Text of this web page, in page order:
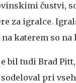
čustvi,
za igralce.
katerem so
bil tudi Brad
sodeloval pri